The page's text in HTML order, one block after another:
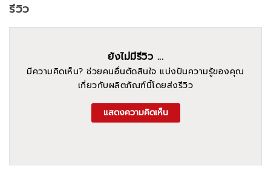
รีวิว
ยังไม่มีรีวิว ...
มีความคิดเห็น? ช่วยคนอื่นตัดสินใจ แบ่งปันความรู้ของคุณ
เกี่ยวกับผลิตภัณฑ์นี้โดยส่งรีวิว
แสดงความคิดเห็น